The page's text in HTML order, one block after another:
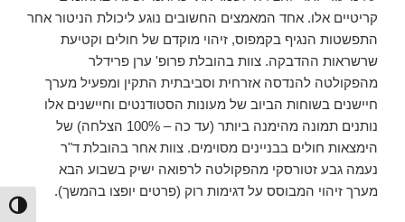
קריטיים אלו. אחד המאמצים החשובים נוגע ליכולת הניטור אחר
התפשטות הנגיף בקמפוס, זיהוי מוקדם של חולים וקטיעת
שרשראות ההדבקה. צוות בהובלת פרופ' ערן פרידלר
מהפקולטה להנדסה אזרחית וסביבתית התקין ומפעיל מערך
חיישנים בשוחות הביוב של מעונות הסטודנטים וחיישנים אלו
נותנים תמונה מהימנה ביותר (עד כה – 100% הצלחה) של
הימצאות חולים בבניינים מסוימים. צוות אחר בהובלת ד"ר
נעמה גבע זטורסקי מהפקולטה לרפואה ישיק בשבוע הבא
מערך זיהוי המבוסס על דגימות רוק (פרטים יופצו בהמשך).